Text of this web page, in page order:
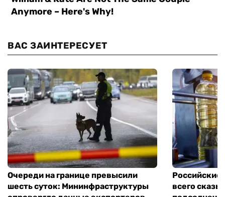
ВАС ЗАИНТЕРЕСУЕТ
Очереди на границе превысили
шесть суток: Мининфраструктуры
Российские
всего